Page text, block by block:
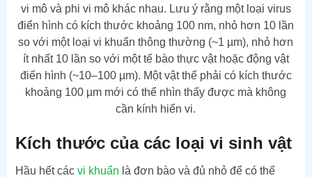
vi mô và phi vi mô khác nhau. Lưu ý rằng một loại virus
điển hình có kích thước khoảng 100 nm, nhỏ hơn 10 lần
so với một loại vi khuẩn thông thường (~1 µm), nhỏ hơn
ít nhất 10 lần so với một tế bào thực vật hoặc động vật
điển hình (~10–100 µm). Một vật thể phải có kích thước
khoảng 100 µm mới có thể nhìn thấy được mà không
cần kính hiển vi.
Kích thước của các loại vi sinh vật
Hầu hết các vi khuẩn là đơn bào và đủ nhỏ để có thể